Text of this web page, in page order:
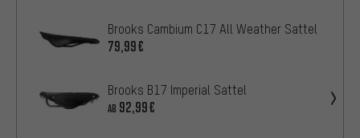
Brooks Cambium C17 All Weather Sattel
79,99€
Brooks B17 Imperial Sattel
AB 92,99€